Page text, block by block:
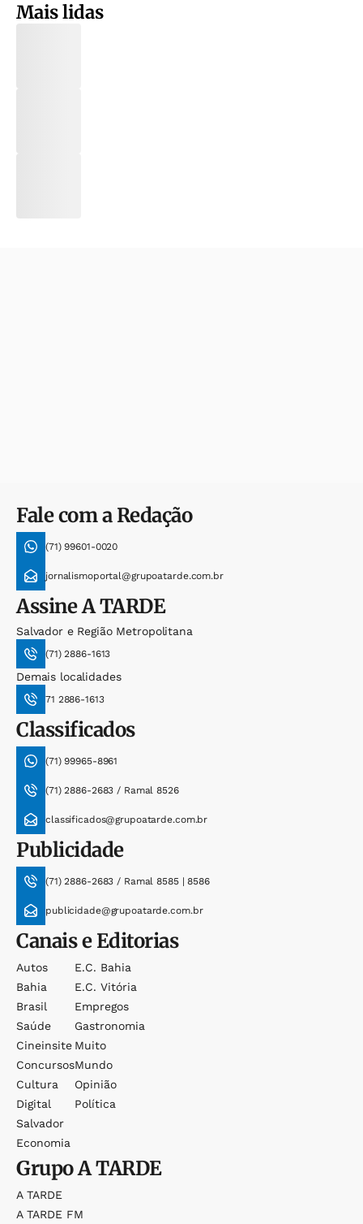
Mais lidas
Fale com a Redação
(71) 99601-0020
jornalismoportal@grupoatarde.com.br
AssineA TARDE
Salvador e Região Metropolitana
(71) 2886-1613
Demais localidades
71 2886-1613
Classificados
(71) 99965-8961
(71) 2886-2683 / Ramal 8526
classificados@grupoatarde.com.br
Publicidade
(71) 2886-2683 / Ramal 8585 | 8586
publicidade@grupoatarde.com.br
Canais e Editorias
Autos
Bahia
Brasil
Saúde
Cineinsite
Concursos
Cultura
Digital
Salvador
Economia
E.c. Bahia
E.c. Vitória
Empregos
Gastronomia
Muito
Mundo
Opinião
Política
GrupoA TARDE
A TARDE
A TARDE FM